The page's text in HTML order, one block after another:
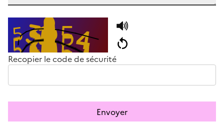
Recopier le code de sécurité
Envoyer